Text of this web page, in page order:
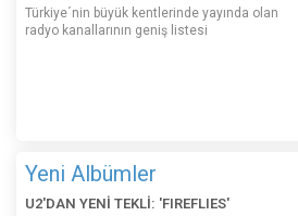
Türkiye´nin büyük kentlerinde yayında olan
radyo kanallarının geniş listesi
Yeni Albümler
U2'DAN YENİ TEKLİ: 'FIREFLIES'